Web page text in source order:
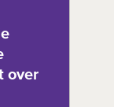
over